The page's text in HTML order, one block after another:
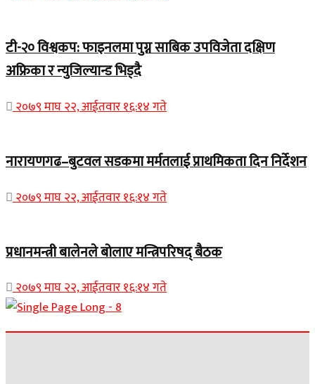
टी-२० विश्वकप: फाइनलमा पुग्न साबिक उपविजेता दक्षिण
अफ्रिका र न्युजिल्यान्ड भिड्दै
२०७९ माघ २२, आईतवार १६:१४ गते
नारायणगढ–बुटवल सडकमा मर्मतलाई प्राथमिकता दिन निर्देशन
२०७९ माघ २२, आईतवार १६:१४ गते
प्रधानमन्त्री बालेनले बोलाए मन्त्रिपरिषद् बैठक
२०७९ माघ २२, आईतवार १६:१४ गते